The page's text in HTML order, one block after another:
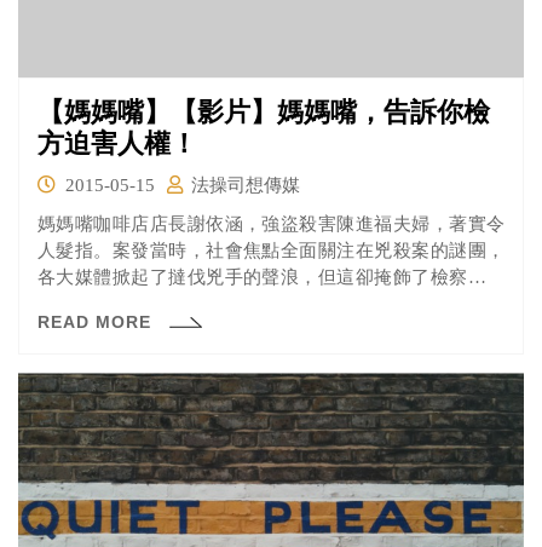
【媽媽嘴】【影片】媽媽嘴，告訴你檢
方迫害人權！
2015-05-15
法操司想傳媒
媽媽嘴咖啡店店長謝依涵，強盜殺害陳進福夫婦，著實令
人髮指。案發當時，社會焦點全面關注在兇殺案的謎團，
各大媒體掀起了撻伐兇手的聲浪，但這卻掩飾了檢察官不
READ MORE